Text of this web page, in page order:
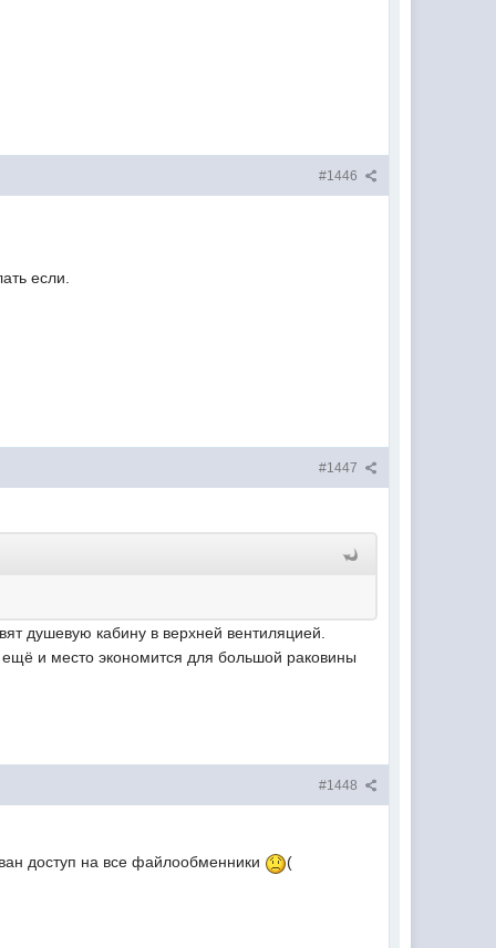
#1446
если.
#1447
душевую кабину в верхней вентиляцией.
и место экономится для большой раковины
#1448
доступ на все файлообменники (